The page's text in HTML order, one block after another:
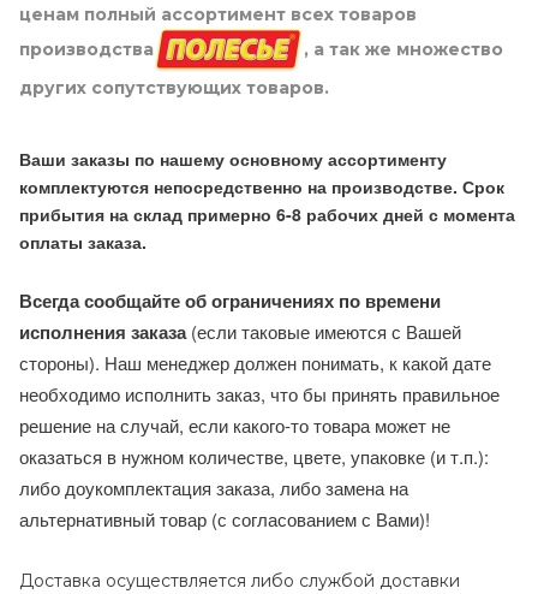
ценам полный ассортимент всех товаров
производства
, а так же множество
других сопутствующих товаров.
Ваши заказы по нашему основному ассортименту
комплектуются непосредственно на производстве. Срок
прибытия на склад примерно 6-8 рабочих дней с момента
оплаты заказа.
Всегда сообщайте об ограничениях по времени
исполнения заказа(если таковые имеются с Вашей
стороны). Наш менеджер должен понимать, к какой дате
необходимо исполнить заказ, что бы принять правильное
решение на случай, если какого-то товара может не
оказаться в нужном количестве, цвете, упаковке (и т.п.):
либо доукомплектация заказа, либо замена на
альтернативный товар (с согласованием с Вами)!
Доставка осуществляется либо службой доставки